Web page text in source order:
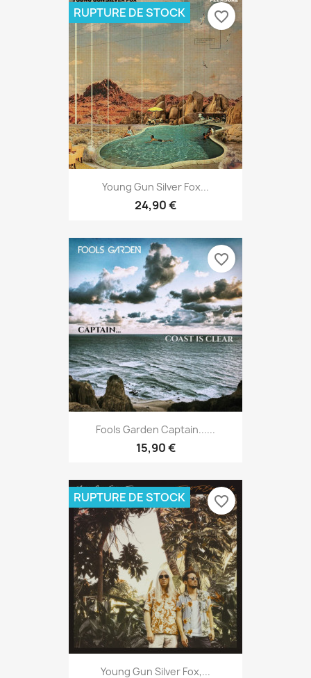
Young Gun Silver Fox...
24,90 €
RUPTURE DE STOCK favorite_border
Fools Garden Captain......
15,90 €
favorite_border
Young Gun Silver Fox,...
RUPTURE DE STOCK favorite_border